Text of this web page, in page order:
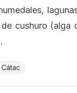
cushuro (alga
Cátac